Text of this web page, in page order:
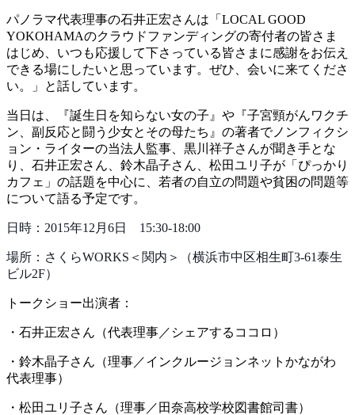
パノラマ代表理事の石井正宏さんは「LOCAL GOOD
YOKOHAMAのクラウドファンディングの寄付者の皆さま
はじめ、いつも応援して下さっている皆さまに感謝をお伝え
できる場にしたいと思っています。ぜひ、会いに来てくださ
い。」と話しています。
当日は、『誕生日を知らない女の子』や『子宮頸がんワクチ
ン、副反応と闘う少女とその母たち』の著者でノンフィクシ
ョン・ライターの当法人監事、黒川祥子さんが聞き手とな
り、 石井正宏さん、 鈴木晶子さん、 松田ユリ子が「ぴっかり
カフェ」の話題を中心に、若者の自立の問題や貧困の問題等
について語る予定です。
日時：2015年12月6日 15:30-18:00
場所：さくらWORKS＜関内＞（横浜市中区相生町3-61泰生
ビル2F）
トークショー出演者：
・石井正宏さん（代表理事／シェアするココロ）
・鈴木晶子さん（理事／インクルージョンネットかながわ
代表理事）
・松田ユリ子さん（理事／田奈高校学校図書館司書）